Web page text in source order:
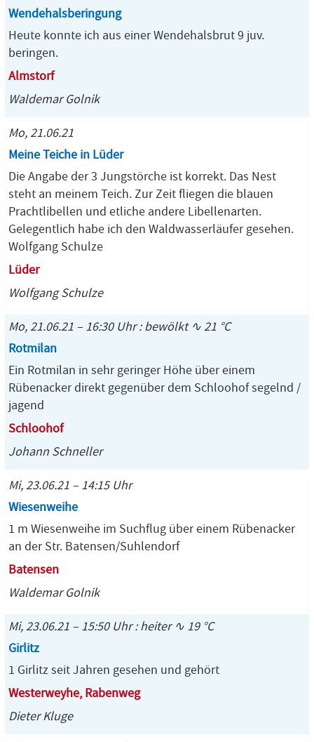
Wendehalsberingung
Heute konnte ich aus einer Wendehalsbrut 9 juv.
beringen.
Almstorf
Waldemar Golnik
Mo, 21.06.21
Meine Teiche in Lüder
Die Angabe der 3 Jungstörche ist korrekt. Das Nest
steht an meinem Teich. Zur Zeit fliegen die blauen
Prachtlibellen und etliche andere Libellenarten.
Gelegentlich habe ich den Waldwasserläufer gesehen.
Wolfgang Schulze
Lüder
Wolfgang Schulze
Mo, 21.06.21 – 16:30 Uhr : bewölkt ∿ 21 °C
Rotmilan
Ein Rotmilan in sehr geringer Höhe über einem
Rübenacker direkt gegenüber dem Schloohof segelnd /
jagend
Schloohof
Johann Schneller
Mi, 23.06.21 – 14:15 Uhr
Wiesenweihe
1 m Wiesenweihe im Suchflug über einem Rübenacker
an der Str. Batensen/Suhlendorf
Batensen
Waldemar Golnik
Mi, 23.06.21 – 15:50 Uhr : heiter ∿ 19 °C
Girlitz
1 Girlitz seit Jahren gesehen und gehört
Westerweyhe, Rabenweg
Dieter Kluge